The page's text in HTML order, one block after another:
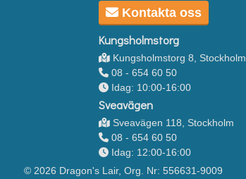
Kontakta oss
Kungsholmstorg
Kungsholmstorg 8, Stockholm
08 - 654 60 50
Idag: 10:00-16:00
Sveavägen
Sveavägen 118, Stockholm
08 - 654 60 50
Idag: 12:00-16:00
© 2026 Dragon's Lair, Org. Nr: 556631-9009